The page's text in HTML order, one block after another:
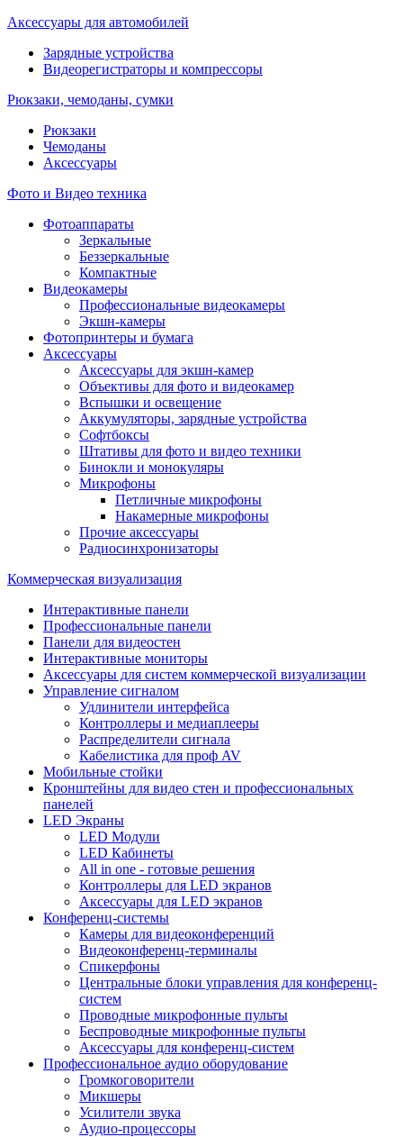
Аксессуары для автомобилей
Зарядные устройства
Видеорегистраторы и компрессоры
Рюкзаки, чемоданы, сумки
Рюкзаки
Чемоданы
Аксессуары
Фото и Видео техника
Фотоаппараты
Зеркальные
Беззеркальные
Компактные
Видеокамеры
Профессиональные видеокамеры
Экшн-камеры
Фотопринтеры и бумага
Аксессуары
Аксессуары для экшн-камер
Объективы для фото и видеокамер
Вспышки и освещение
Аккумуляторы, зарядные устройства
Софтбоксы
Штативы для фото и видео техники
Бинокли и монокуляры
Микрофоны
Петличные микрофоны
Накамерные микрофоны
Прочие аксессуары
Радиосинхронизаторы
Коммерческая визуализация
Интерактивные панели
Профессиональные панели
Панели для видеостен
Интерактивные мониторы
Аксессуары для систем коммерческой визуализации
Управление сигналом
Удлинители интерфейса
Контроллеры и медиаплееры
Распределители сигнала
Кабелистика для проф AV
Мобильные стойки
Кронштейны для видео стен и профессиональных
панелей
LED Экраны
LED Модули
LED Кабинеты
All in one - готовые решения
Контроллеры для LED экранов
Аксессуары для LED экранов
Конференц-системы
Камеры для видеоконференций
Видеоконференц-терминалы
Спикерфоны
Центральные блоки управления для конференц-
систем
Проводные микрофонные пульты
Беспроводные микрофонные пульты
Аксессуары для конференц-систем
Профессиональное аудио оборудование
Громкоговорители
Микшеры
Усилители звука
Аудио-процессоры